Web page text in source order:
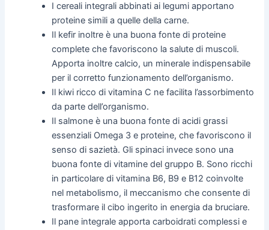
I cereali integrali abbinati ai legumi apportano
proteine simili a quelle della carne.
Il kefir inoltre è una buona fonte di proteine
complete che favoriscono la salute di muscoli.
Apporta inoltre calcio, un minerale indispensabile
per il corretto funzionamento dell’organismo.
Il kiwi ricco di vitamina C ne facilita l’assorbimento
da parte dell’organismo.
Il salmone è una buona fonte di acidi grassi
essenziali Omega 3 e proteine, che favoriscono il
senso di sazietà. Gli spinaci invece sono una
buona fonte di vitamine del gruppo B. Sono ricchi
in particolare di vitamina B6, B9 e B12 coinvolte
nel metabolismo, il meccanismo che consente di
trasformare il cibo ingerito in energia da bruciare.
Il pane integrale apporta carboidrati complessi e